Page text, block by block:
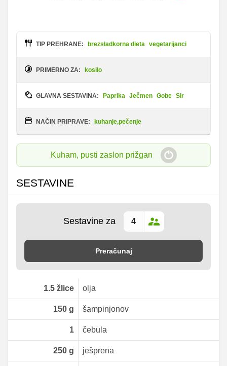
TIP PREHRANE: brezsladkorna dieta vegetarijanci
PRIMERNO ZA: kosilo
GLAVNA SESTAVINA: Paprika Ječmen Gobe Sir
NAČIN PRIPRAVE: kuhanje,pečenje
Kuham, pusti zaslon prižgan
SESTAVINE
Sestavine za
Preračunaj
1.5žlice olja
150g šampinjonov
1 čebula
250g ješprena